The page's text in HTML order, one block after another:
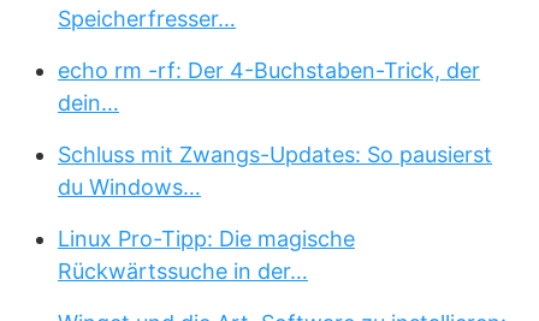
Speicherfresser…
echo rm -rf: Der 4-Buchstaben-Trick, der
dein…
Schluss mit Zwangs-Updates: So pausierst
du Windows…
Linux Pro-Tipp: Die magische
Rückwärtssuche in der…